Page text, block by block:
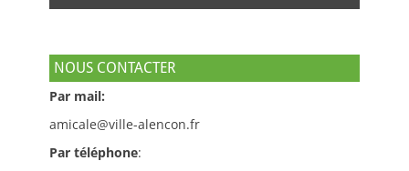
NOUS CONTACTER
Par mail:
amicale@ville-alencon.fr
Par téléphone: